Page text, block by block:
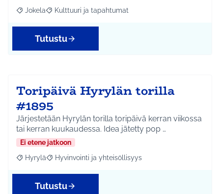
Rajaa tulokset aihepiirin mukaan: Jokela
Jokela Rajaa tulokset teeman mukaan: Kulttuuri ja
Kulttuuri ja tapahtumat
Tutustu
Toripäivä Hyrylän torilla
#1895
Järjestetään Hyrylän torilla toripäivä kerran viikossa
tai kerran kuukaudessa. Idea jätetty pop …
Ei etene jatkoon
Rajaa tulokset aihepiirin mukaan: Hyrylä
Hyrylä Rajaa tulokset teeman mukaan: Hyvinvointi ja
Hyvinvointi ja yhteisöllisyys
Tutustu